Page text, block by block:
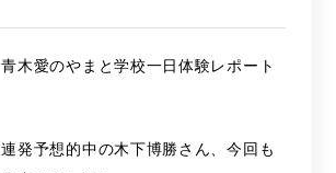
青木愛のやまと学校一日体験レポート
連発予想的中の木下博勝さん、今回も